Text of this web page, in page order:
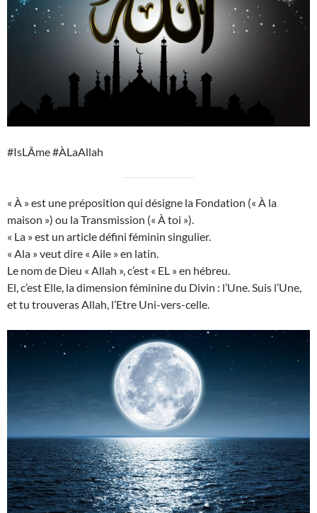
#IsLÂme #ÀLaAllah
« À » est une préposition qui désigne la Fondation (« À la
maison ») ou la Transmission (« À toi »).
« La » est un article défini féminin singulier.
« Ala » veut dire « Aile » en latin.
Le nom de Dieu « Allah », c’est « EL » en hébreu.
El, c’est Elle, la dimension féminine du Divin : l’Une. Suis l’Une,
et tu trouveras Allah, l’Etre Uni-vers-celle.